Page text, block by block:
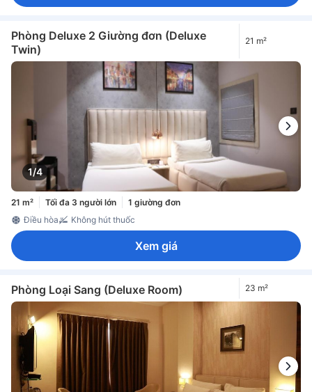
Phòng Deluxe 2 Giường đơn (Deluxe
Twin)
21 m²
1/4
21 m² Tối đa 3 người lớn
1 giường đơn
Điều hòa
Không hút thuốc
Xem giá
Phòng Loại Sang (Deluxe Room) 23 m²